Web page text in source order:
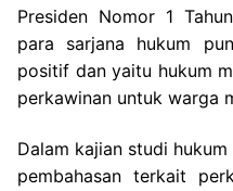
Presiden Nomor 1
para sarjana hukum
positif dan yaitu hukum
perkawinan untuk warga
Dalam kajian studi
pembahasan terkait